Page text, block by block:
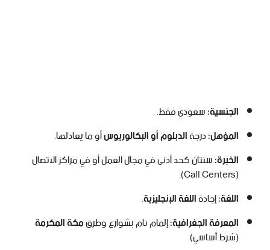
الجنسية:سعودي فقط.
المؤهل:درجةالدبلوم أو البكالوريوسأو ما يعادلها.
الخبرة:سنتان كحد أدنى في مجال العمل أو في مراكز الاتصال
(Call Centers).
اللغة:إجادةاللغة الإنجليزية.
المعرفة الجغرافية:إلمام تام بشوارع وطرقمكة المكرمة
(شرط أساسي).